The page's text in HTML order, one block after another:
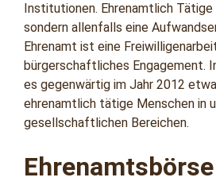
Institutionen. Ehrenamtlich
sondern allenfalls eine
Ehrenamt ist eine
bürgerschaftliches Engagement.
es gegenwärtig im Jahr 2012
ehrenamtlich tätige Menschen in
gesellschaftlichen Bereichen.
Ehrenamtsbörse